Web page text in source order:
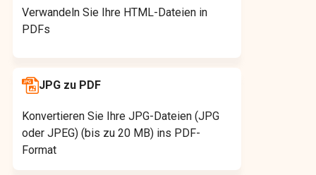
Verwandeln Sie Ihre HTML-Dateien in
PDFs
JPG zu PDF
Konvertieren Sie Ihre JPG-Dateien (JPG
oder JPEG) (bis zu 20 MB) ins PDF-
Format